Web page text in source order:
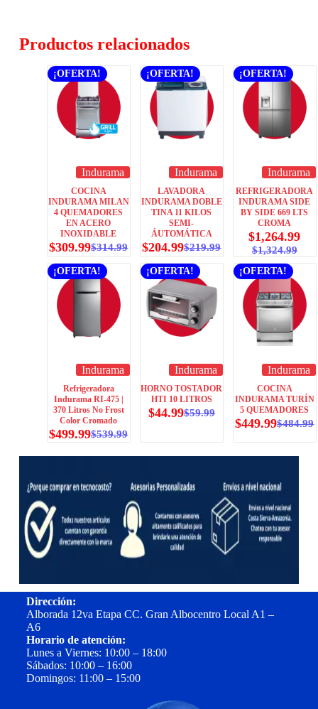
Productos relacionados
¡OFERTA!
Indurama
COCINA
INDURAMA MILAN
4 QUEMADORES
EN ACERO
INOXIDABLE
$314.99
$309.99
¡OFERTA!
Indurama
LAVADORA
INDURAMA DOBLE
TINA 11 KILOS
SEMI-
ÁUTOMÁTICA
$219.99
$204.99
¡OFERTA!
Indurama
REFRIGERADORA
INDURAMA SIDE
BY SIDE 669 LTS
CROMA
$1,324.99
$1,264.99
¡OFERTA!
Indurama
Refrigeradora
Indurama RI-475 |
370 Litros No Frost
Color Cromado
$539.99
$499.99
¡OFERTA!
Indurama
HORNO TOSTADOR
HTI 10 LITROS
$59.99
$44.99
¡OFERTA!
Indurama
COCINA
INDURAMA TURÍN
5 QUEMADORES
$484.99
$449.99
Dirección:
Alborada 12va Etapa CC. Gran Albocentro Local A1 –
A6
Horario de atención:
Lunes a Viernes: 10:00 – 18:00
Sábados: 10:00 – 16:00
Domingos: 11:00 – 15:00